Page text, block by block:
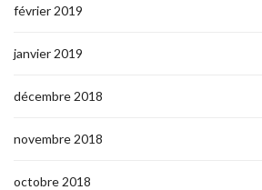
février 2019
janvier 2019
décembre 2018
novembre 2018
octobre 2018